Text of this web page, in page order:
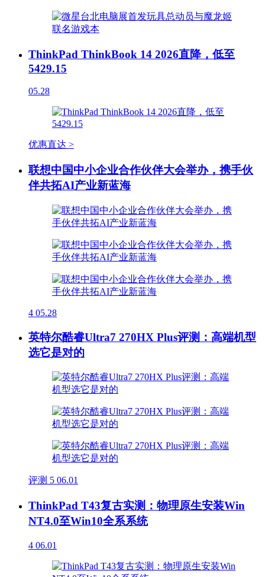
ThinkPad ThinkBook 14 2026直降，低至
5429.15
05.28
优惠直达 >
联想中国中小企业合作伙伴大会举办，携手伙
伴共拓AI产业新蓝海
4 05.28
英特尔酷睿Ultra7 270HX Plus评测：高端机型
选它是对的
评测 5 06.01
ThinkPad T43复古实测：物理原生安装Win
NT4.0至Win10全系系统
4 06.01